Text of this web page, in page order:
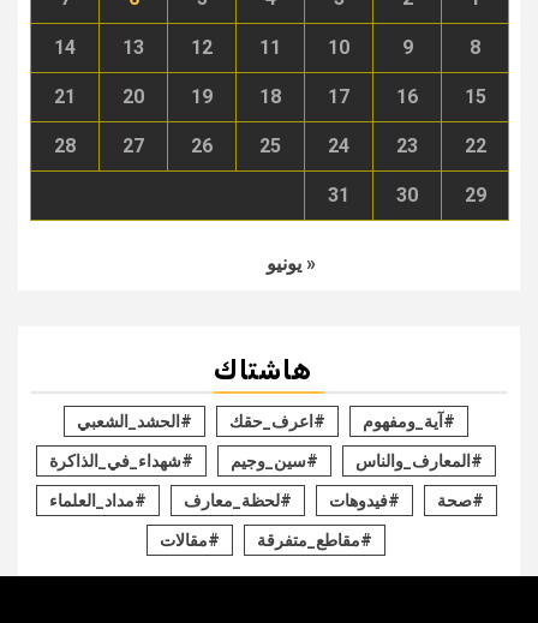
8
9
10
11
12
13
14
15
16
17
18
19
20
21
22
23
24
25
26
27
28
29
30
31
« يونيو
هاشتاك
#آية_ومفهوم #اعرف_حقك #الحشد_الشعبي
#المعارف_والناس #سين_وجيم #شهداء_في_الذاكرة
#صحة #فيدوهات #لحظة_معارف #مداد_العلماء
#مقاطع_متفرقة #مقالات